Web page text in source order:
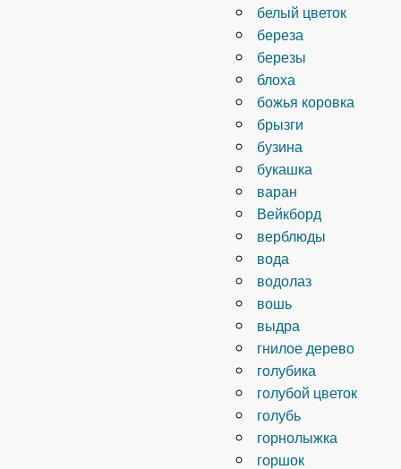
белый цветок
береза
березы
блоха
божья коровка
брызги
бузина
букашка
варан
Вейкборд
верблюды
вода
водолаз
вошь
выдра
гнилое дерево
голубика
голубой цветок
голубь
горнолыжка
горшок